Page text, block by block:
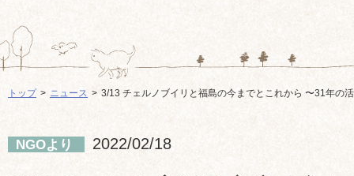
トップ ニュース 3/13 チェルノブイリと福島の今までとこれから 〜31年の
NGOより 2022/02/18